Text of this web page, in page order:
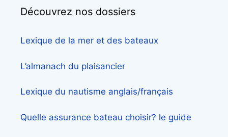
Découvrez nos dossiers
Lexique de la mer et des bateaux
L’almanach du plaisancier
Lexique du nautisme anglais/français
Quelle assurance bateau choisir? le guide